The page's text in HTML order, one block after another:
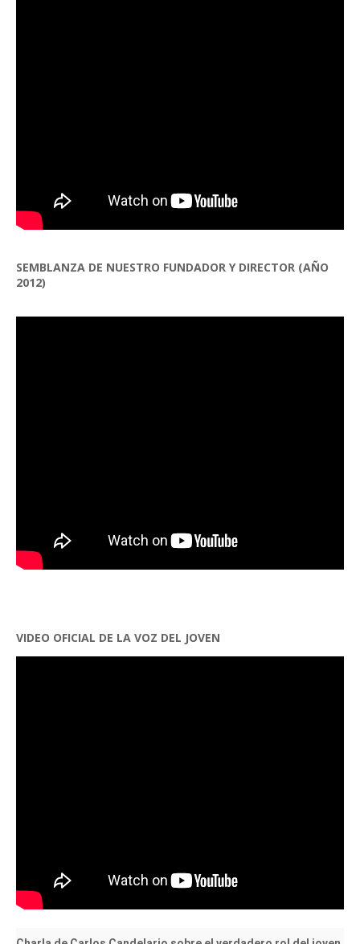
SEMBLANZA DE NUESTRO FUNDADOR Y DIRECTOR (AÑO
2012)
VIDEO OFICIAL DE LA VOZ DEL JOVEN